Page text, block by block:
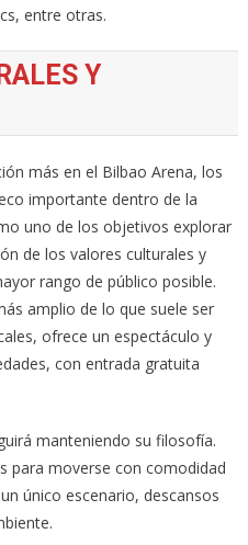
entre otras.
Y
más en el Bilbao Arena, los
importante dentro de la
uno de los objetivos explorar
de los valores culturales y
rango de público posible.
amplio de lo que suele ser
ofrece un espectáculo y
con entrada gratuita
manteniendo su filosofía.
para moverse con comodidad
único escenario, descansos